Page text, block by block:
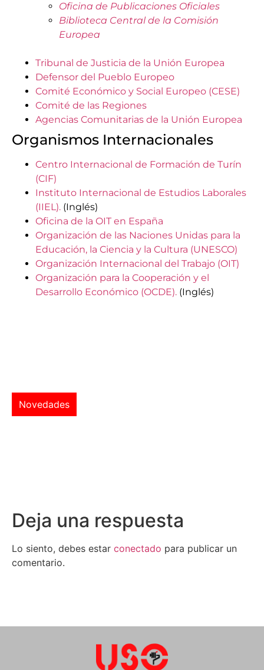
Oficina de Publicaciones Oficiales
Biblioteca Central de la Comisión
Europea
Tribunal de Justicia de la Unión Europea
Defensor del Pueblo Europeo
Comité Económico y Social Europeo (CESE)
Comité de las Regiones
Agencias Comunitarias de la Unión Europea
Organismos Internacionales
Centro Internacional de Formación de Turín
(CIF)
Instituto Internacional de Estudios Laborales
(IIEL). (Inglés)
Oficina de la OIT en España
Organización de las Naciones Unidas para la
Educación, la Ciencia y la Cultura (UNESCO)
Organización Internacional del Trabajo (OIT)
Organización para la Cooperación y el
Desarrollo Económico (OCDE). (Inglés)
Novedades
Deja una respuesta
Lo siento, debes estar conectado para publicar un
comentario.